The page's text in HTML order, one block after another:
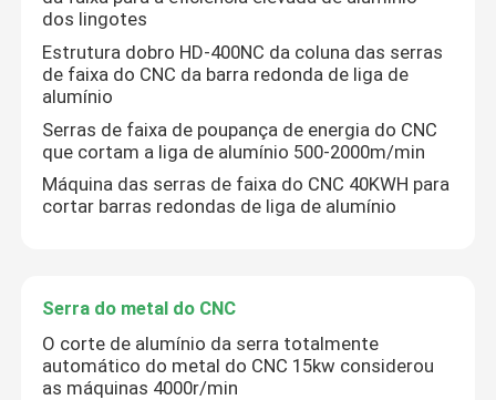
dos lingotes
Estrutura dobro HD-400NC da coluna das serras
de faixa do CNC da barra redonda de liga de
alumínio
Serras de faixa de poupança de energia do CNC
que cortam a liga de alumínio 500-2000m/min
Máquina das serras de faixa do CNC 40KWH para
cortar barras redondas de liga de alumínio
Serra do metal do CNC
O corte de alumínio da serra totalmente
automático do metal do CNC 15kw considerou
as máquinas 4000r/min